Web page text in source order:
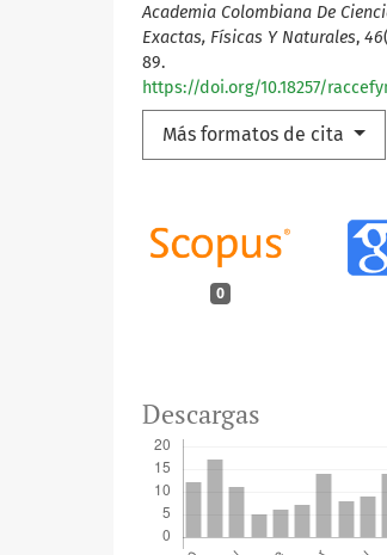
Academia Colombiana De
Exactas, Físicas Y Naturales, 46
89.
https://doi.org/10.18257/
Más formatos de cita
0
Descargas